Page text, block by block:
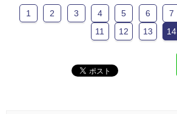
1 2 3 4 5 6 7
11
12 13 14